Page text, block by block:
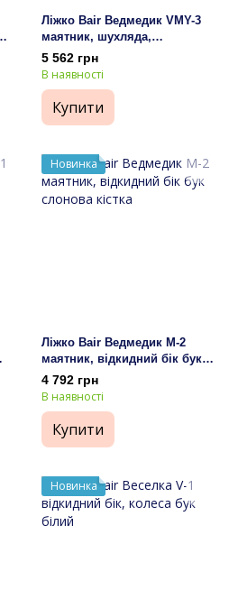
Ліжко Bair Ведмедик VMY-3
маятник, шухляда,
відкидний бік бук сірий
5 562 грн
В наявності
Купити
Новинка
Ліжко Bair Ведмедик M-2
маятник, відкидний бік бук
слонова кістка
4 792 грн
В наявності
Купити
Новинка